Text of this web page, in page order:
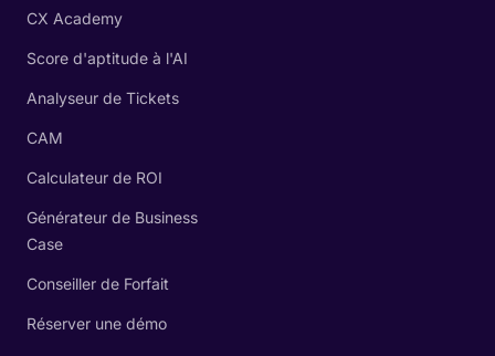
CX Academy
Score d'aptitude à l'AI
Analyseur de Tickets
CAM
Calculateur de ROI
Générateur de Business
Case
Conseiller de Forfait
Réserver une démo